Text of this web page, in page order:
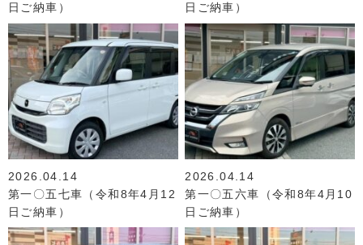
日ご納車）
日ご納車）
2026.04.14
第一〇五七車（令和8年4月12
日ご納車）
2026.04.14
第一〇五六車（令和8年4月10
日ご納車）